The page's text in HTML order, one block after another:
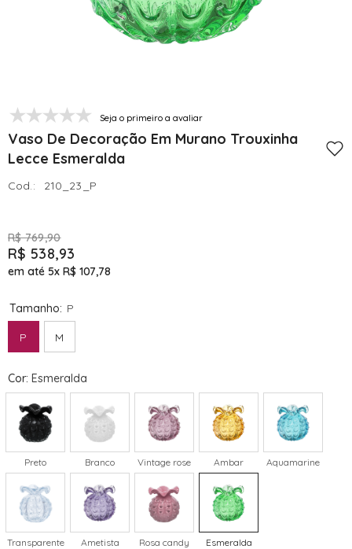
Seja o primeiro a avaliar
Vaso De Decoração Em Murano Trouxinha
Lecce Esmeralda
Cod.: 210_23_P
R$ 769,90
R$ 538,93
em até 5x R$ 107,78
Tamanho: P
P M
Cor: Esmeralda
Preto Branco Vintage rose Ambar Aquamarine
Transparente Ametista Rosa candy Esmeralda